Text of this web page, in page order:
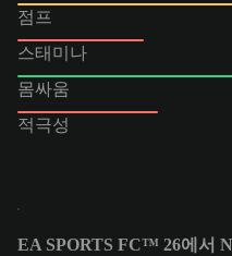
점프
스태미나
몸싸움
적극성
EA SPORTS FC™ 26에서